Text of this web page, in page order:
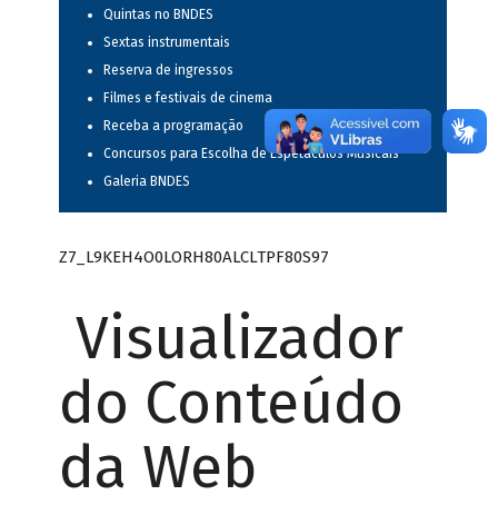
Quintas no BNDES
Sextas instrumentais
Reserva de ingressos
Filmes e festivais de cinema
Receba a programação
Concursos para Escolha de Espetáculos Musicais
Galeria BNDES
Z7_L9KEH4O0LORH80ALCLTPF80S97
Visualizador
do Conteúdo
da Web